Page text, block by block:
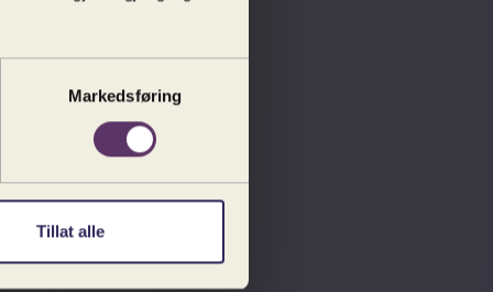
Markedsføring
Tillat alle